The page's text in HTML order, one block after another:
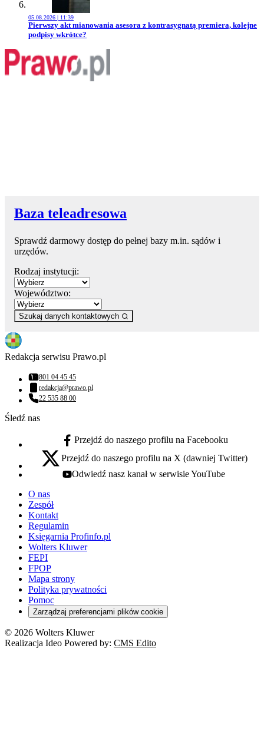
05.08.2026 | 11:39
Przejdź do artykułu:
Pierwszy akt mianowania asesora z kontrasygnatą premiera, kolejne
podpisy wkrótce?
Baza teleadresowa
Sprawdź darmowy dostęp do pełnej bazy m.in. sądów i
urzędów.
Rodzaj instytucji:
Województwo:
Szukaj danych kontaktowych
Redakcja serwisu Prawo.pl
Numer telefonu:
801 04 45 45
Adres email:
redakcja@prawo.pl
Numer telefonu:
22 535 88 00
Śledź nas
facebook - otwiera się w nowej karcie
Przejdź do naszego profilu na Facebooku
x - otwiera się w nowej karcie
Przejdź do naszego profilu na X (dawniej Twitter)
youtube - otwiera się w nowej karcie
Odwiedź nasz kanał w serwisie YouTube
O nas
Zespół
Kontakt
Regulamin
Księgarnia Profinfo.pl
Wolters Kluwer
FEPI
FPOP
Mapa strony
Polityka prywatności
Pomoc
Zarządzaj preferencjami plików cookie
© 2026 Wolters Kluwer
Realizacja Ideo Powered by: CMS Edito